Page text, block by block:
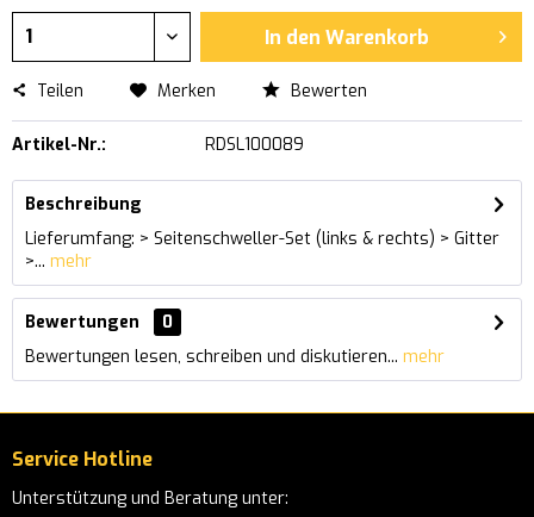
In den Warenkorb
Teilen Merken Bewerten
Artikel-Nr.: RDSL100089
Beschreibung
Lieferumfang: > Seitenschweller-Set (links & rechts) > Gitter
>... mehr
Bewertungen
0
Bewertungen lesen, schreiben und diskutieren... mehr
Service Hotline
Unterstützung und Beratung unter: